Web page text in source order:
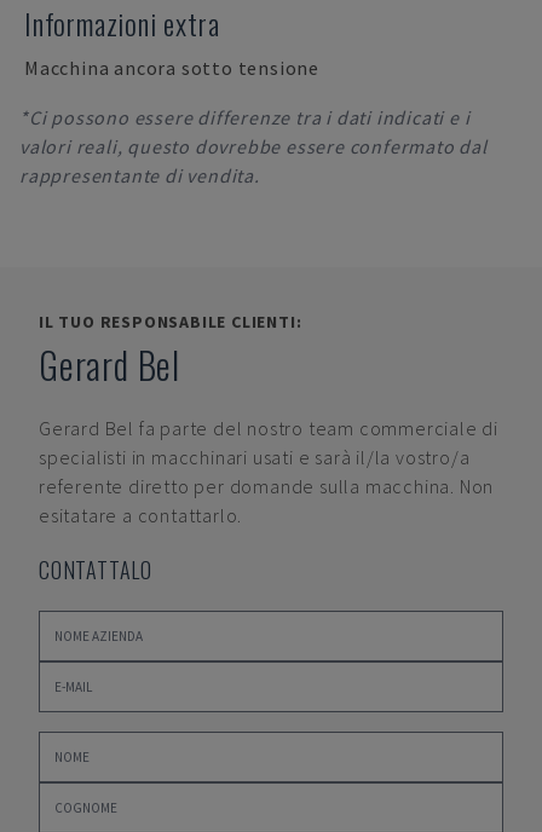
Informazioni extra
Macchina ancora sotto tensione
*Ci possono essere differenze tra i dati indicati e i
valori reali, questo dovrebbe essere confermato dal
rappresentante di vendita.
IL TUO RESPONSABILE CLIENTI:
Gerard Bel
Gerard Bel fa parte del nostro team commerciale di
specialisti in macchinari usati e sarà il/la vostro/a
referente diretto per domande sulla macchina. Non
esitatare a contattarlo.
CONTATTALO